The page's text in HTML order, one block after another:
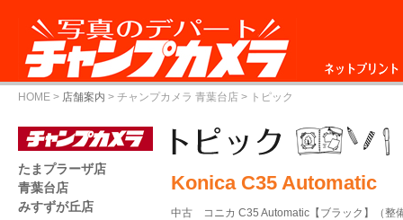
ネットプリント
HOME > 店舗案内 > チャンプカメラ 青葉台店 > トピック
Konica C35 Automatic
中古 コニカ C35 Automatic【ブラック】（整
たまプラーザ店
青葉台店
みすずが丘店